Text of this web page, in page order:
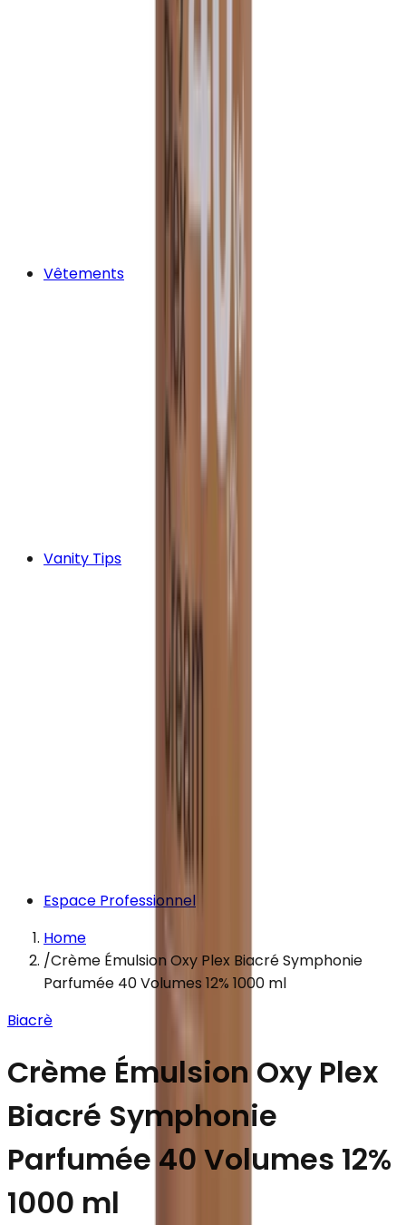
Vêtements
Vanity Tips
Espace Professionnel
Home
/Crème Émulsion Oxy Plex Biacré Symphonie
Parfumée 40 Volumes 12% 1000 ml
Biacrè
Crème Émulsion Oxy Plex
Biacré Symphonie
Parfumée 40 Volumes 12%
1000 ml